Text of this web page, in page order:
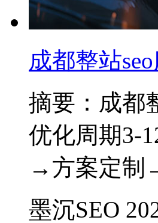
成都整站
摘要：成都
优化周期3-
→方案定
墨沉SEO